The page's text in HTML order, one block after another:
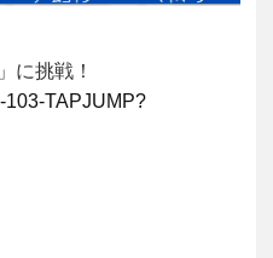
に挑戦！
103-TAPJUMP?